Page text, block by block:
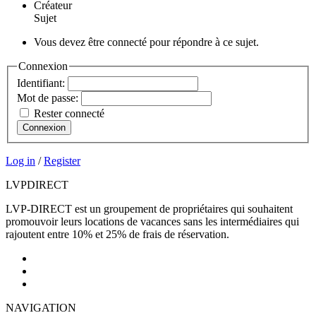
Créateur
Sujet
Vous devez être connecté pour répondre à ce sujet.
Connexion
Identifiant:
Mot de passe:
Rester connecté
Connexion
Log in /Register
LVPDIRECT
LVP-DIRECT est un groupement de propriétaires qui souhaitent
promouvoir leurs locations de vacances sans les intermédiaires qui
rajoutent entre 10% et 25% de frais de réservation.
NAVIGATION